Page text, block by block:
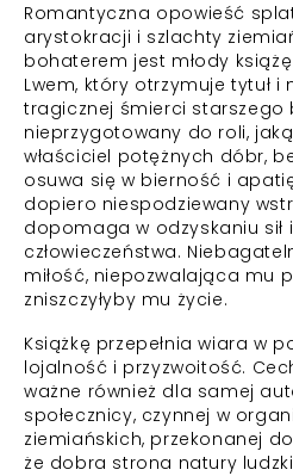
Romantyczna opowieść
arystokracji i szlachty
bohaterem jest młody
Lwem, który otrzymuje tytuł i
tragicznej śmierci starszego
nieprzygotowany do roli,
właściciel potężnych dóbr,
osuwa się w bierność i
dopiero niespodziewany
dopomaga w odzyskaniu sił
człowieczeństwa.
miłość, niepozwalająca mu
zniszczyłyby mu życie.
Książkę przepełnia wiara w
lojalność i przyzwoitość.
ważne również dla samej
społecznicy, czynnej w
ziemiańskich, przekonanej
że dobra strona natury